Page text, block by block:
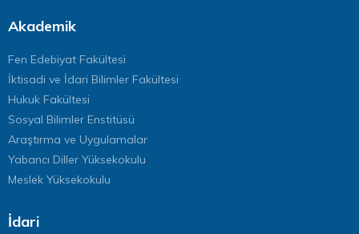
Akademik
Fen Edebiyat Fakültesi
İktisadi ve İdari Bilimler Fakültesi
Hukuk Fakültesi
Sosyal Bilimler Enstitüsü
Araştırma ve Uygulamalar
Yabancı Diller Yüksekokulu
Meslek Yüksekokulu
İdari